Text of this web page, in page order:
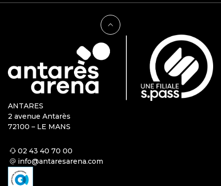
ANTARES
2 avenue Antarès
72100 – LE MANS
02 43 40 70 00
info@antaresarena.com